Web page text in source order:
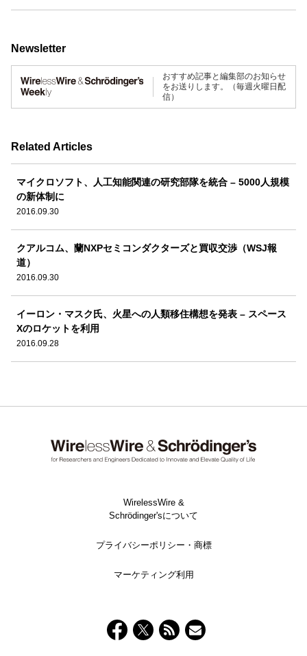
Newsletter
おすすめ記事と編集部のお知らせ
をお送りします。（毎週火曜日配
信）
Related Articles
マイクロソフト、人工知能関連の研究部隊を統合 – 5000人規模
の新体制に
2016.09.30
クアルコム、蘭NXPセミコンダクターズと買収交渉（WSJ報
道）
2016.09.30
イーロン・マスク氏、火星への人類移住構想を発表 – スペース
Xのロケットを利用
2016.09.28
WirelessWire &
Schrödinger'sについて
プライバシーポリシー・商標
マーケティング利用